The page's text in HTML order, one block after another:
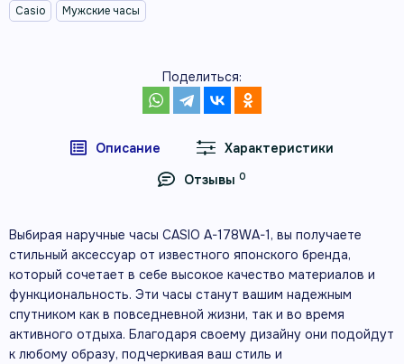
Casio Мужские часы
Поделиться:
Описание
Характеристики
Отзывы 0
Выбирая наручные часы CASIO A-178WA-1, вы получаете
стильный аксессуар от известного японского бренда,
который сочетает в себе высокое качество материалов и
функциональность. Эти часы станут вашим надежным
спутником как в повседневной жизни, так и во время
активного отдыха. Благодаря своему дизайну они подойдут
к любому образу, подчеркивая ваш стиль и